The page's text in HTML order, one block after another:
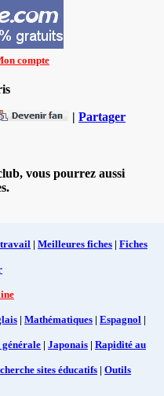
compte
| Partager
vous pourrez aussi
travail | Meilleures fiches | Fiches
| Mathématiques | Espagnol |
| Japonais | Rapidité au
sites éducatifs | Outils